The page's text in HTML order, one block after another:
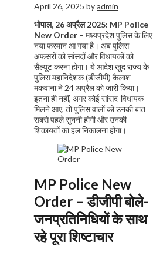
April 26, 2025 byadmin
भोपाल, 26 अप्रैल 2025: MP Police
New Order – मध्यप्रदेश पुलिस के लिए
नया फरमान आ गया है। अब पुलिस
अफसरों को सांसदों और विधायकों को
सैल्यूट करना होगा। ये आदेश खुद राज्य के
पुलिस महानिदेशक (डीजीपी) कैलाश
मकवाना ने 24 अप्रैल को जारी किया।
इतना ही नहीं, अगर कोई सांसद-विधायक
मिलने आए, तो पुलिस वालों को उनकी बात
सबसे पहले सुननी होगी और उनकी
शिकायतों का हल निकालना होगा।
MP Police New
Order –डीजीपी बोले-
जनप्रतिनिधियों के साथ
रहे पूरा शिष्टाचार